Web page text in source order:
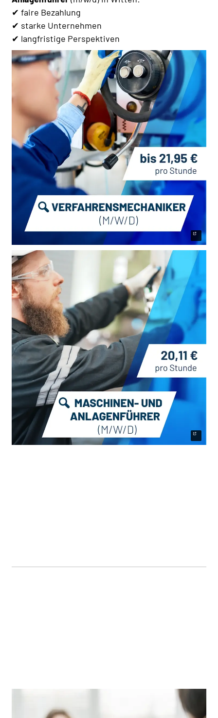
✔ faire Bezahlung
✔ starke Unternehmen
✔ langfristige Perspektiven